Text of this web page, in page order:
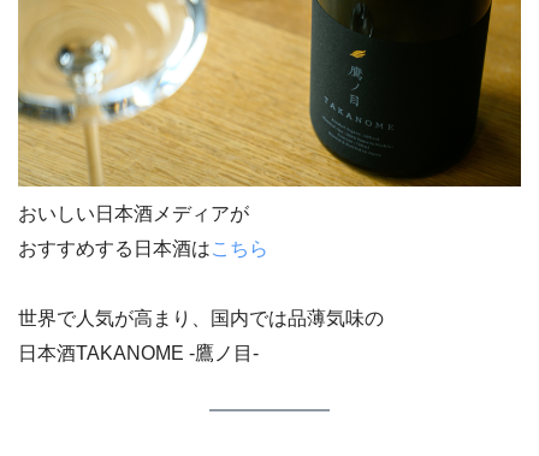
おいしい日本酒メディアが
おすすめする日本酒はこちら
世界で人気が高まり、国内では品薄気味の
日本酒TAKANOME -鷹ノ目-